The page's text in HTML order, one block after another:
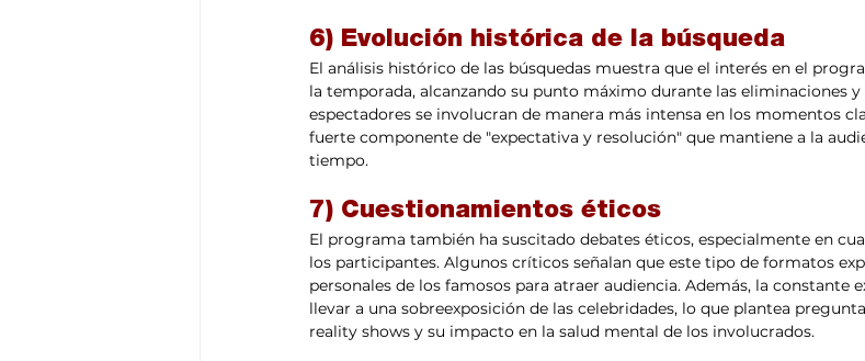
6) Evolución histórica de la búsqueda
El análisis histórico de las búsquedas muestra que el interés en el
la temporada, alcanzando su punto máximo durante las eliminaciones
espectadores se involucran de manera más intensa en los momentos
fuerte componente de "expectativa y resolución" que mantiene a la
tiempo.
7) Cuestionamientos éticos
El programa también ha suscitado debates éticos, especialmente en
los participantes. Algunos críticos señalan que este tipo de formatos
personales de los famosos para atraer audiencia. Además, la constante
llevar a una sobreexposición de las celebridades, lo que plantea
reality shows y su impacto en la salud mental de los involucrados.